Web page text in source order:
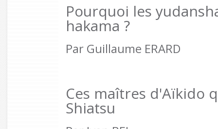
Pourquoi les
hakama ?
Par Guillaume ERARD
Ces maîtres d'Aïkido
Shiatsu